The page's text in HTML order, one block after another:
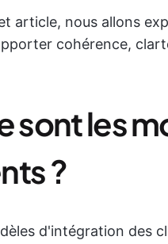
article, nous allons
cohérence,
sont les
?
d'intégration des